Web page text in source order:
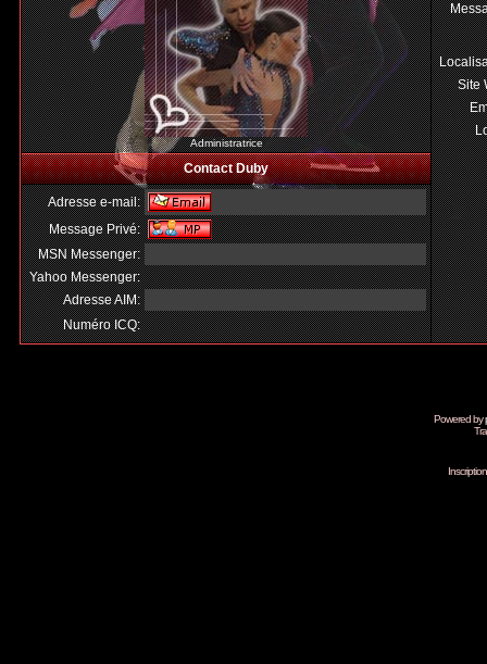
Administratrice
Site
Contact Duby
Adresse e-mail:
Message Privé:
MSN Messenger:
Yahoo Messenger:
Adresse AIM:
Numéro ICQ:
Powered by